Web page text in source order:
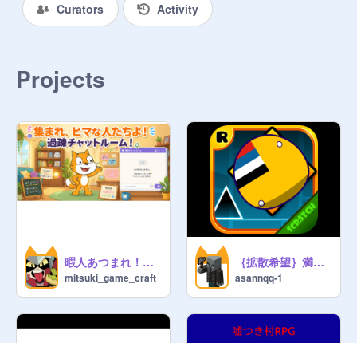
Curators Activity
Projects
暇人あつまれ！過疎チャットサイト☆
mitsuki_game_craft
｛拡散希望｝満州ダッシュ ｛v1.77｝
asannqq-1